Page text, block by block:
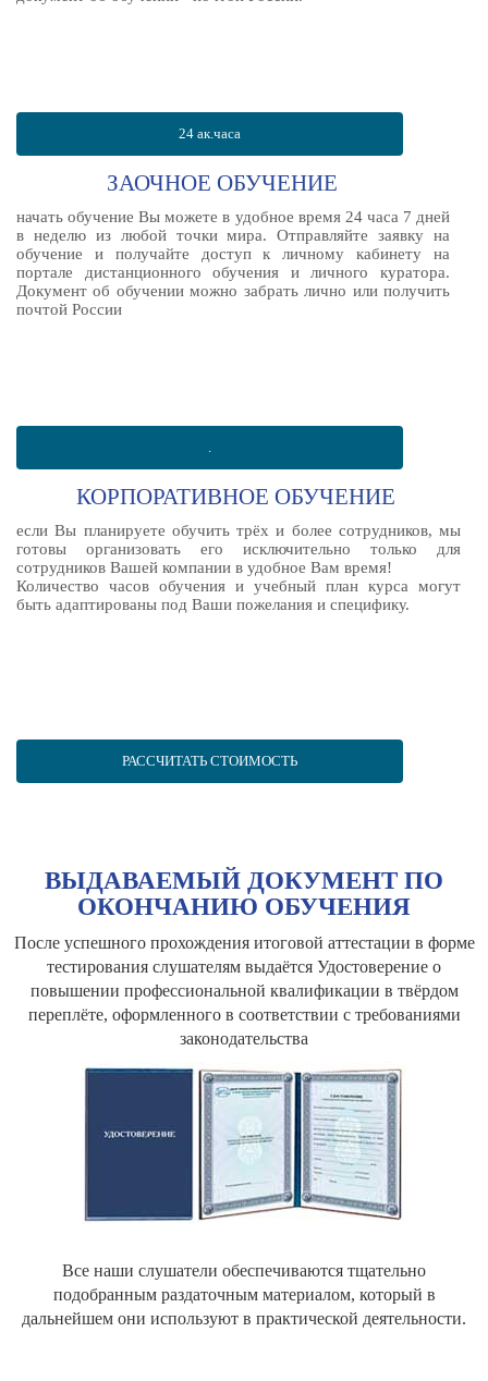
24 ак.часа
ЗАОЧНОЕ ОБУЧЕНИЕ
начать обучение Вы можете в удобное время 24 часа 7 дней
в неделю из любой точки мира. Отправляйте заявку на
обучение и получайте доступ к личному кабинету на
портале дистанционного обучения и личного куратора.
Документ об обучении можно забрать лично или получить
почтой России
КОРПОРАТИВНОЕ ОБУЧЕНИЕ
если Вы планируете обучить трёх и более сотрудников, мы
готовы организовать его исключительно только для
сотрудников Вашей компании в удобное Вам время!
Количество часов обучения и учебный план курса могут
быть адаптированы под Ваши пожелания и специфику.
РАССЧИТАТЬ СТОИМОСТЬ
ВЫДАВАЕМЫЙ ДОКУМЕНТ ПО
ОКОНЧАНИЮ ОБУЧЕНИЯ
После успешного прохождения итоговой аттестации в форме
тестирования слушателям выдаётся Удостоверение о
повышении профессиональной квалификации в твёрдом
переплёте, оформленного в соответствии с требованиями
законодательства
Все наши слушатели обеспечиваются тщательно
подобранным раздаточным материалом, который в
дальнейшем они используют в практической деятельности.